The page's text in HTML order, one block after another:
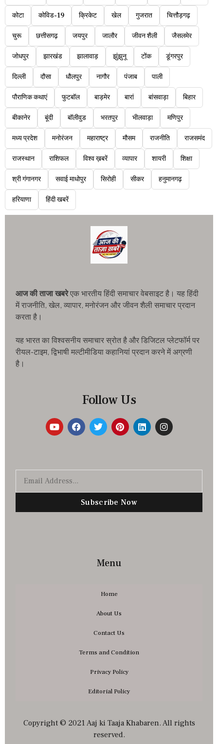
कोटा कोविड-19 क्रिकेट खेल गुजरात चित्तौड़गढ़
चुरू छत्तीसगढ़ जयपुर जालौर जीवन शैली जैसलमेर
जोधपुर झारखंड झालावाड़ झुंझुनू टोंक डूंगरपुर
दिल्ली दौसा धौलपुर नागौर पंजाब पाली
पौराणिक कथाएं फुटबॉल बाड़मेर बारां बांसवाड़ा बिहार
बीकानेर बूंदी बॉलीवुड भरतपुर भीलवाड़ा मणिपुर
मध्य प्रदेश मनोरंजन महाराष्ट्र मौसम राजनीति राजसमंद
राजस्थान राशिफल विश्व ख़बरें व्यापार शायरी शिक्षा
श्री गंगानगर सवाई माधोपुर सिरोही सीकर हनुमानगढ़
हरियाणा हिंदी खबरें
आज की ताजा खबरेएक भारतीय हिंदी समाचार वेबसाइट है। यह हिंदी
में राजनीति, खेल, व्यापार, मनोरंजन और जीवन शैली समाचार प्रदान
करता है।
यह भारत का विश्वसनीय समाचार स्रोत है और डिजिटल प्लेटफॉर्म पर
रीयल-टाइम, द्विभाषी मल्टीमीडिया कहानियां प्रदान करने में अग्रणी
है।
Follow Us
Subscribe Now
Menu
Home
About Us
Contact Us
Terms and Condition
Privacy Policy
Editorial Policy
Copyright © 2021 Aaj ki Taaja Khabaren. All rights
reserved.